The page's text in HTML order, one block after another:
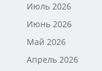
Июль 2026
Июнь 2026
Май 2026
Апрель 2026